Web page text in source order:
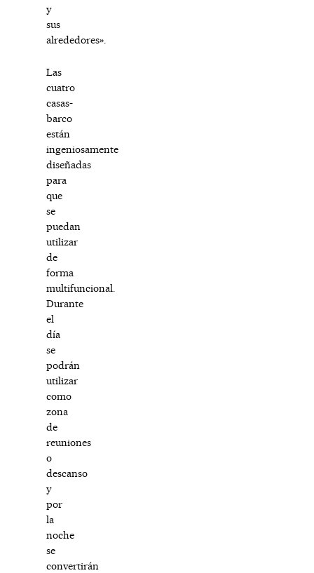
y
sus
alrededores».
Las
cuatro
casas-
barco
están
ingeniosamente
diseñadas
para
que
se
puedan
utilizar
de
forma
multifuncional.
Durante
el
día
se
podrán
utilizar
como
zona
de
reuniones
o
descanso
y
por
la
noche
se
convertirán